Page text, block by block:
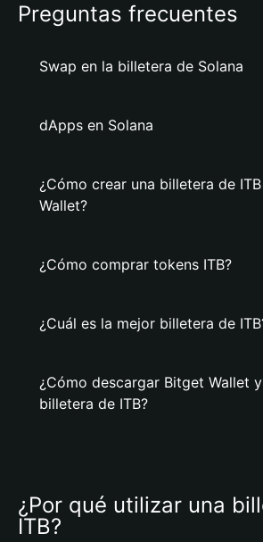
Preguntas frecuentes
Swap en la billetera de Solana
dApps en Solana
¿Cómo crear una billetera de
Wallet?
¿Cómo comprar tokens ITB?
¿Cuál es la mejor billetera de
¿Cómo descargar Bitget Wallet
billetera de ITB?
¿Por qué utilizar una
ITB?